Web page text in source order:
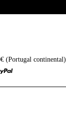
(Portugal continental)